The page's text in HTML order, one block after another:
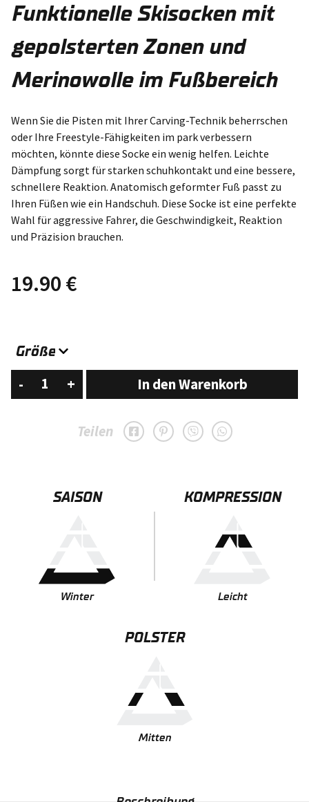
Funktionelle Skisocken mit
gepolsterten Zonen und
Merinowolle im Fußbereich
Wenn Sie die Pisten mit Ihrer Carving-Technik beherrschen
oder Ihre Freestyle-Fähigkeiten im park verbessern
möchten, könnte diese Socke ein wenig helfen. Leichte
Dämpfung sorgt für starken schuhkontakt und eine bessere,
schnellere Reaktion. Anatomisch geformter Fuß passt zu
Ihren Füßen wie ein Handschuh. Diese Socke ist eine perfekte
Wahl für aggressive Fahrer, die Geschwindigkeit, Reaktion
und Präzision brauchen.
19.90 €
Snow
Eater
Merinowolle
- + In den Warenkorb
Teilen
SAISON
Winter
KOMPRESSION
Leicht
POLSTER
Mitten